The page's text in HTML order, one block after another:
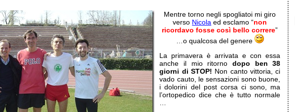
Mentre torno negli spogliatoi mi giro
verso Nicola ed esclamo “non
ricordavo fosse così bello correre”
…o qualcosa del genere
La primavera è arrivata e con essa
anche il mio ritorno dopo ben 38
giorni di STOP! Non canto vittoria, ci
vado cauto, le sensazioni sono buone,
i dolorini del post corsa ci sono, ma
l’ortopedico dice che è tutto normale